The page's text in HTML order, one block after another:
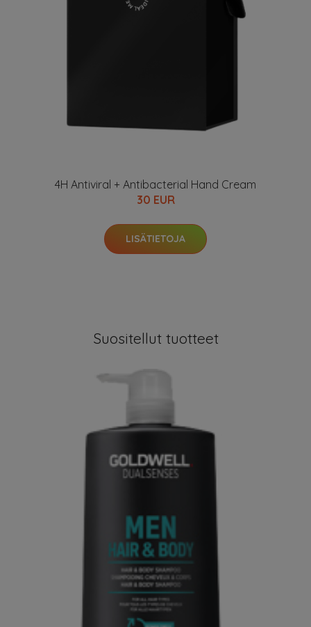
4H Antiviral + Antibacterial Hand Cream
30 EUR
LISÄTIETOJA
Suositellut tuotteet